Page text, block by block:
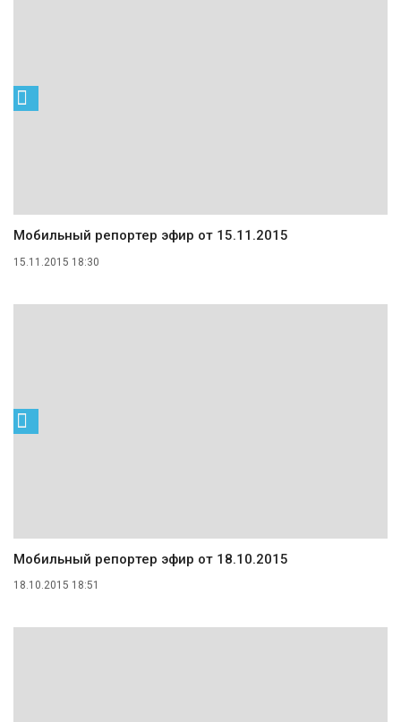
Мобильный репортер эфир от 15.11.2015
15.11.2015 18:30
Мобильный репортер эфир от 18.10.2015
18.10.2015 18:51